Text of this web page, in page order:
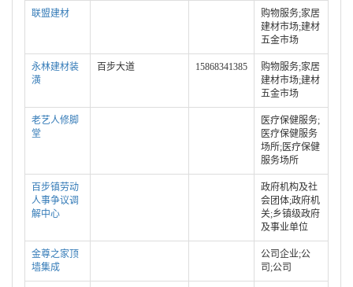
联盟建材
购物服务;家居
建材市场;建材
五金市场
永林建材装
潢
百步大道 15868341385
购物服务;家居
建材市场;建材
五金市场
老艺人修脚
堂
医疗保健服务;
医疗保健服务
场所;医疗保健
服务场所
百步镇劳动
人事争议调
解中心
政府机构及社
会团体;政府机
关;乡镇级政府
及事业单位
金尊之家顶
墙集成
公司企业;公
司;公司